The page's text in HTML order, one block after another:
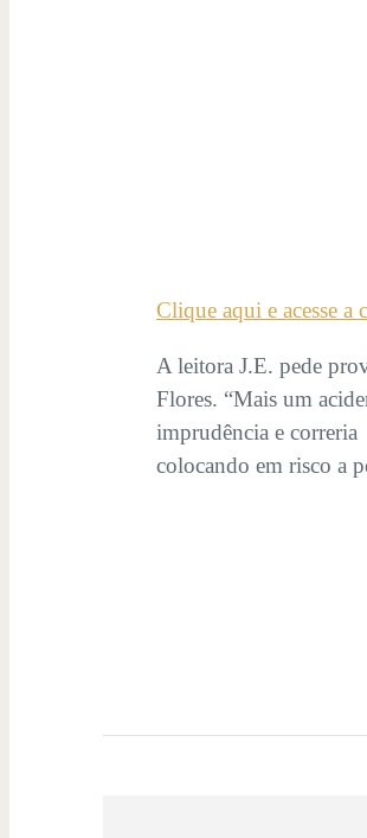
Clique aqui e acesse a
A leitora J.E. pede
Flores. “Mais um
imprudência e correria
colocando em risco a